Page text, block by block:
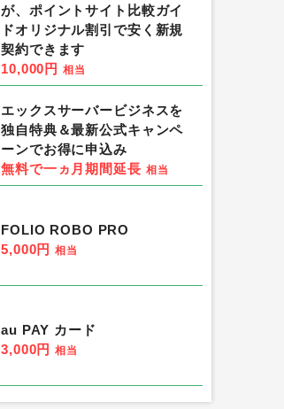
が、ポイントサイト比較ガイ
ドオリジナル割引で安く新規
契約できます
10,000円 相当
エックスサーバービジネスを
独自特典＆最新公式キャンペ
ーンでお得に申込み
無料で一ヵ月期間延長 相当
FOLIO ROBO PRO
5,000円 相当
au PAY カード
3,000円 相当